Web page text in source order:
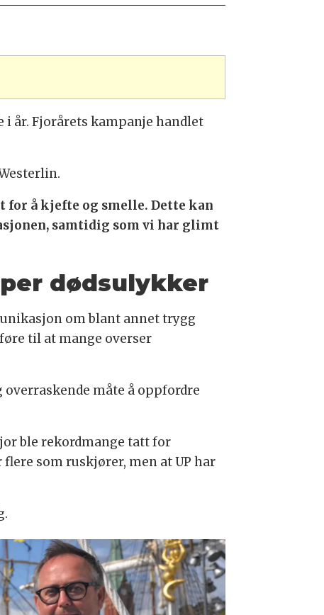
år. Fjorårets kampanje handlet
å kjefte og smelle. Dette kan
samtidig som vi har glimt
dødsulykker
om blant annet trygg
til at mange overser
overraskende måte å oppfordre
ble rekordmange tatt for
som ruskjører, men at UP har